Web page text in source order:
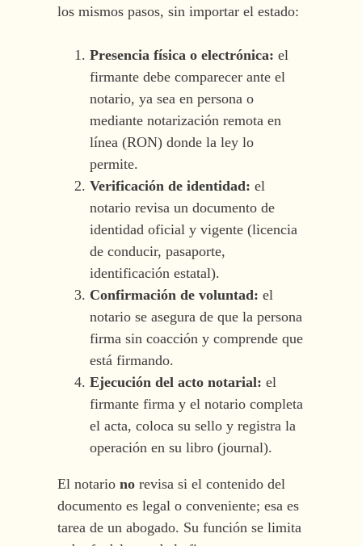
los mismos pasos, sin importar el estado:
Presencia física o electrónica: el
firmante debe comparecer ante el
notario, ya sea en persona o
mediante notarización remota en
línea (RON) donde la ley lo
permite.
Verificación de identidad: el
notario revisa un documento de
identidad oficial y vigente (licencia
de conducir, pasaporte,
identificación estatal).
Confirmación de voluntad: el
notario se asegura de que la persona
firma sin coacción y comprende que
está firmando.
Ejecución del acto notarial: el
firmante firma y el notario completa
el acta, coloca su sello y registra la
operación en su libro (journal).
El notario norevisa si el contenido del
documento es legal o conveniente; esa es
tarea de un abogado. Su función se limita